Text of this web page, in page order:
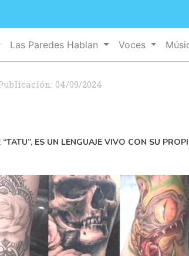
Las Paredes Hablan Voces
04/09/2024
ES UN LENGUAJE VIVO CON SU